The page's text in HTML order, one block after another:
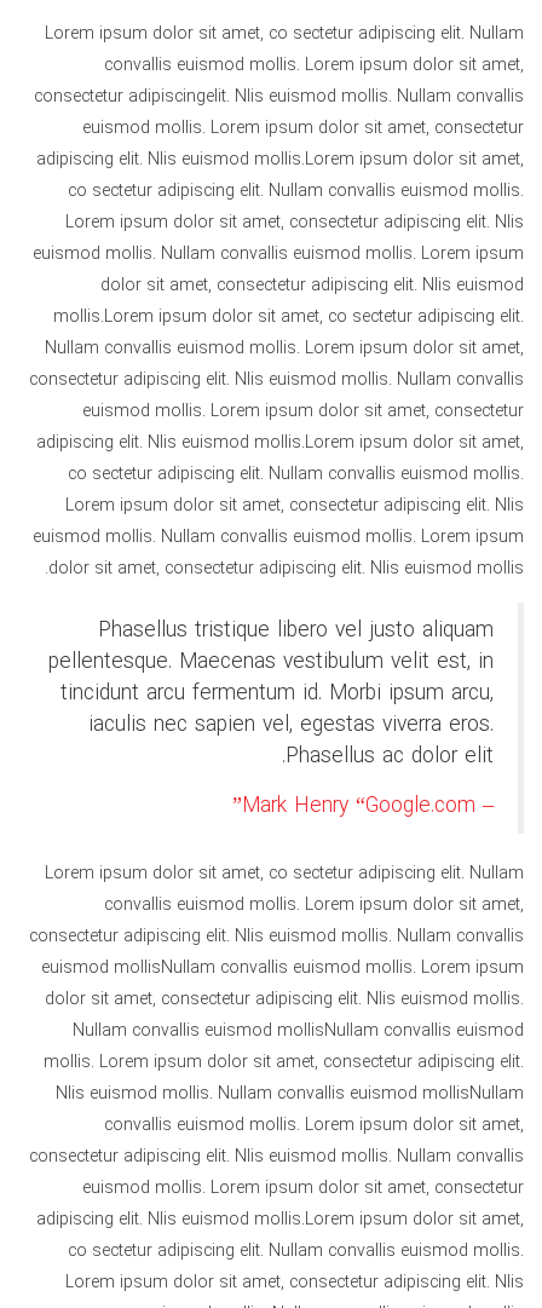
Lorem ipsum dolor sit amet, co sectetur adipiscing elit. Nullam
convallis euismod mollis. Lorem ipsum dolor sit amet,
consectetur adipiscingelit. Nlis euismod mollis. Nullam convallis
euismod mollis. Lorem ipsum dolor sit amet, consectetur
adipiscing elit. Nlis euismod mollis.Lorem ipsum dolor sit amet,
co sectetur adipiscing elit. Nullam convallis euismod mollis.
Lorem ipsum dolor sit amet, consectetur adipiscing elit. Nlis
euismod mollis. Nullam convallis euismod mollis. Lorem ipsum
dolor sit amet, consectetur adipiscing elit. Nlis euismod
mollis.Lorem ipsum dolor sit amet, co sectetur adipiscing elit.
Nullam convallis euismod mollis. Lorem ipsum dolor sit amet,
consectetur adipiscing elit. Nlis euismod mollis. Nullam convallis
euismod mollis. Lorem ipsum dolor sit amet, consectetur
adipiscing elit. Nlis euismod mollis.Lorem ipsum dolor sit amet,
co sectetur adipiscing elit. Nullam convallis euismod mollis.
Lorem ipsum dolor sit amet, consectetur adipiscing elit. Nlis
euismod mollis. Nullam convallis euismod mollis. Lorem ipsum
dolor sit amet, consectetur adipiscing elit. Nlis euismod mollis.
Phasellus tristique libero vel justo aliquam
pellentesque. Maecenas vestibulum velit est, in
tincidunt arcu fermentum id. Morbi ipsum arcu,
iaculis nec sapien vel, egestas viverra eros.
Phasellus ac dolor elit.
– Mark Henry “Google.com”
Lorem ipsum dolor sit amet, co sectetur adipiscing elit. Nullam
convallis euismod mollis. Lorem ipsum dolor sit amet,
consectetur adipiscing elit. Nlis euismod mollis. Nullam convallis
euismod mollisNullam convallis euismod mollis. Lorem ipsum
dolor sit amet, consectetur adipiscing elit. Nlis euismod mollis.
Nullam convallis euismod mollisNullam convallis euismod
mollis. Lorem ipsum dolor sit amet, consectetur adipiscing elit.
Nlis euismod mollis. Nullam convallis euismod mollisNullam
convallis euismod mollis. Lorem ipsum dolor sit amet,
consectetur adipiscing elit. Nlis euismod mollis. Nullam convallis
euismod mollis. Lorem ipsum dolor sit amet, consectetur
adipiscing elit. Nlis euismod mollis.Lorem ipsum dolor sit amet,
co sectetur adipiscing elit. Nullam convallis euismod mollis.
Lorem ipsum dolor sit amet, consectetur adipiscing elit. Nlis